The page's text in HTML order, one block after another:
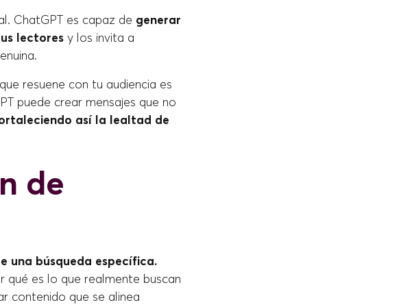
ChatGPT es capaz de generar
lectores y los invita a
resuene con tu audiencia es
puede crear mensajes que no
así la lealtad de
de
una búsqueda específica.
qué es lo que realmente buscan
contenido que se alinea